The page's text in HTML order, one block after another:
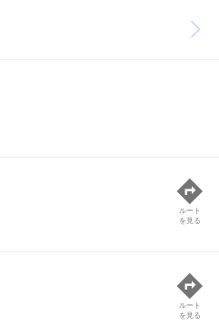
ルート
を見る
ルート
を見る